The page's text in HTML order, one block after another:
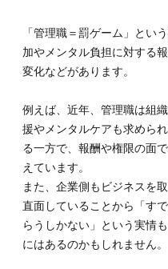
2.1.
2-1.管
理職や
マネー
とは何
か？
2.2.
2-2.管
理職の
役職
（係
長・課
長・部
長）ご
「管理職＝罰ゲーム」とい
加やメンタル負担に対する
変化などがあります。
例えば、近年、管理職は組
援やメンタルケアも求めら
る一方で、報酬や権限の面
えています。
また、企業側もビジネスを
直面していることから「す
らうしかない」という実情
にはあるのかもしれません。